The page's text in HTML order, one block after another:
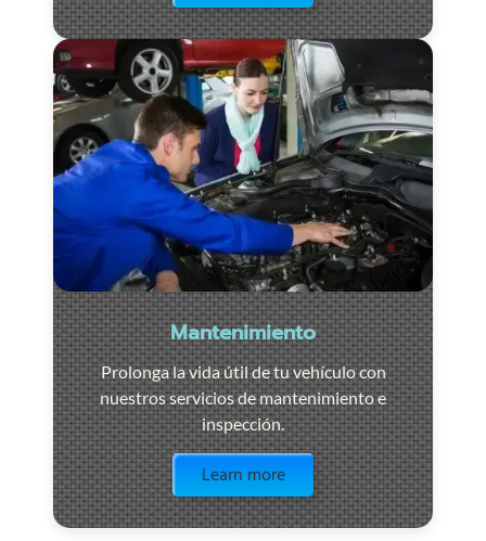
Mantenimiento
Prolonga la vida útil de tu vehículo con
nuestros servicios de mantenimiento e
inspección.
Learn more